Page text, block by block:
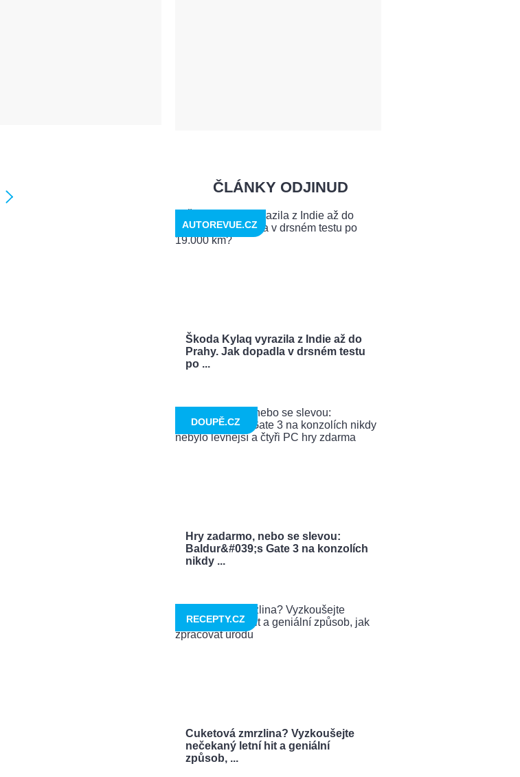
ČLÁNKY ODJINUD
Škoda Kylaq vyrazila z Indie až do
Prahy. Jak dopadla v drsném testu
po ...
AUTOREVUE.CZ
Hry zadarmo, nebo se slevou:
Baldur&#039;s Gate 3 na konzolích
nikdy ...
DOUPĚ.CZ
Cuketová zmrzlina? Vyzkoušejte
nečekaný letní hit a geniální
způsob, ...
RECEPTY.CZ